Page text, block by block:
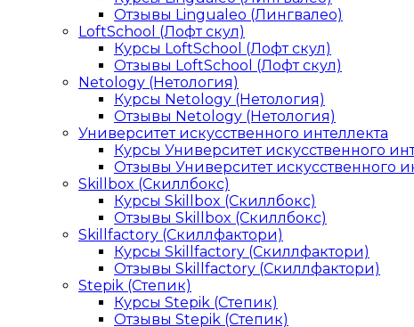
Отзывы Lingualeo (Лингвалео)
LoftSchool (Лофт скул)
Курсы LoftSchool (Лофт скул)
Отзывы LoftSchool (Лофт скул)
Netology (Нетология)
Курсы Netology (Нетология)
Отзывы Netology (Нетология)
Университет искусственного интеллекта
Курсы Университет искусственного
Отзывы Университет искусственного
Skillbox (Скиллбокс)
Курсы Skillbox (Скиллбокс)
Отзывы Skillbox (Скиллбокс)
Skillfactory (Скиллфактори)
Курсы Skillfactory (Скиллфактори)
Отзывы Skillfactory (Скиллфактори)
Stepik (Степик)
Курсы Stepik (Степик)
Отзывы Stepik (Степик)